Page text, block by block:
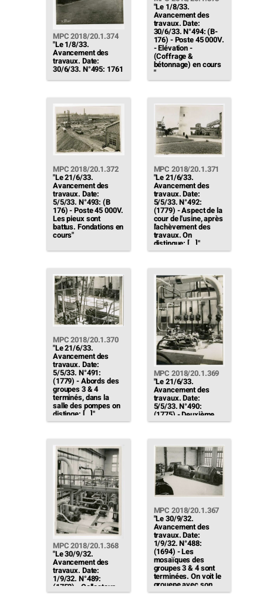
MPC 2018/20.1.374
"Le 1/8/33.
Avancement des
travaux. Date:
30/6/33. N°495: 1761
"Le 1/8/33.
Avancement des
travaux. Date:
30/6/33. N°494: (B-
176) - Poste 45 000V.
- Elévation -
(Coffrage &
bétonnage) en cours
"
MPC 2018/20.1.372
"Le 21/6/33.
Avancement des
travaux. Date:
5/5/33. N°493: (B
176) - Poste 45 000V.
Les pieux sont
battus. Fondations en
cours"
MPC 2018/20.1.371
"Le 21/6/33.
Avancement des
travaux. Date:
5/5/33. N°492:
(1779) - Aspect de la
cour de l'usine, après
l'achèvement des
travaux. On
distingue: […]"
MPC 2018/20.1.370
"Le 21/6/33.
Avancement des
travaux. Date:
5/5/33. N°491:
(1779) - Abords des
groupes 3 & 4
terminés, dans la
salle des pompes on
distinge: […]"
MPC 2018/20.1.369
"Le 21/6/33.
Avancement des
travaux. Date:
5/5/33. N°490:
(1775) - Deuxième
arrosage des suies à
servant au lavage
des tubes de
chaudières. Au fond,
les deux anciennes
pompes du château
d'eau"
MPC 2018/20.1.368
"Le 30/9/32.
Avancement des
travaux. Date:
1/9/32. N°489:
(1752) - Collecteur
de bouclage - Posé
MPC 2018/20.1.367
"Le 30/9/32.
Avancement des
travaux. Date:
1/9/32. N°488:
(1694) - Les
mosaïques des
groupes 3 & 4 sont
terminées. On voit le
grouepe avec son
éjecteur calorifugé et